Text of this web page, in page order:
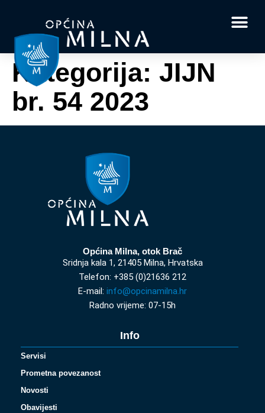
Kategorija: JIJN
br. 54 2023
Općina Milna, otok Brač
Sridnja kala 1, 21405 Milna, Hrvatska
Telefon: +385 (0)21636 212
E-mail: info@opcinamilna.hr
Radno vrijeme: 07-15h
Info
Servisi
Prometna povezanost
Novosti
Obavijesti